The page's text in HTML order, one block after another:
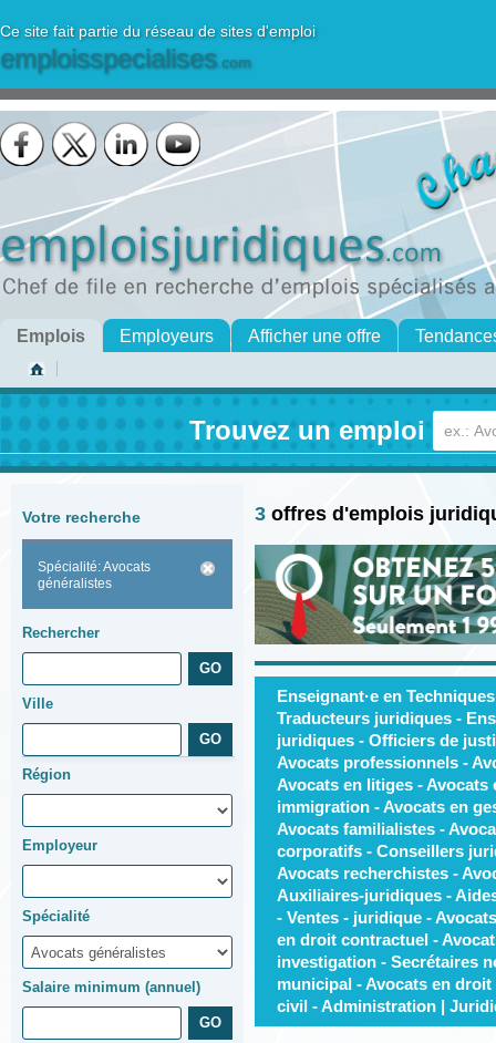
Ce site fait partie du réseau de sites d'emploi
emploisspecialises.com
Emplois Employeurs Afficher une offre
Trouvez un emploi
Votre recherche
Spécialité: Avocats
généralistes
Rechercher
Ville
Région
Employeur
Spécialité
Salaire minimum (annuel)
3 offres d'emplois
Enseignant·e en
Traducteurs juridiques -
juridiques - Officiers de
Avocats professionnels -
Avocats en litiges - Avocats
immigration - Avocats en
Avocats familialistes -
corporatifs - Conseillers
Avocats recherchistes -
Auxiliaires-juridiques -
- Ventes - juridique -
en droit contractuel -
investigation - Secrétaires
municipal - Avocats en
civil - Administration |